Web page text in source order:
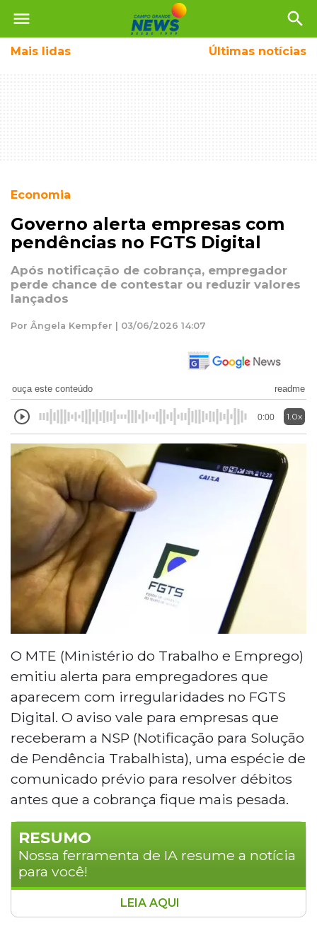
menu search
Mais lidas Últimas notícias
Economia
Governo alerta empresas com
pendências no FGTS Digital
Após notificação de cobrança, empregador
perde chance de contestar ou reduzir valores
lançados
Por Ângela Kempfer | 03/06/2026 14:07
ouça este conteúdo readme
0:00 1.0x
O MTE (Ministério do Trabalho e Emprego)
emitiu alerta para empregadores que
aparecem com irregularidades no FGTS
Digital. O aviso vale para empresas que
receberam a NSP (Notificação para Solução
de Pendência Trabalhista), uma espécie de
comunicado prévio para resolver débitos
antes que a cobrança fique mais pesada.
RESUMO
Nossa ferramenta de IA resume a notícia
para você!
O Ministério do Trabalho e Emprego emitiu
LEIA AQUI